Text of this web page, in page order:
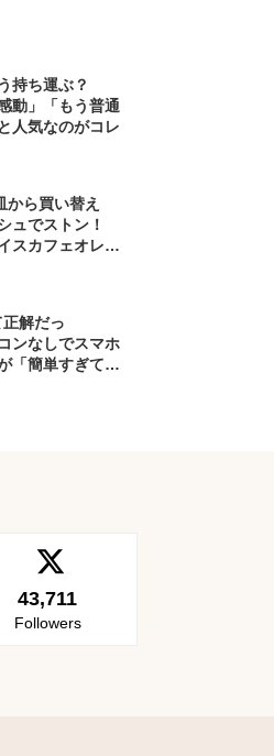
持ち運ぶ？
動」「もう普通
人気なのがコレ
から買い替え
でストン！
スカフェオレ』
正解だっ
なしでスマホ
「簡単すぎて拍
聴きたかった
43,711
Followers